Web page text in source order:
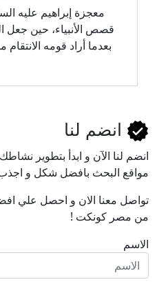
معجزة إبراهيم عليه
قصص الأنبياء، حين جعل
بعدما أراد قومه
انضم لنا
انضم لنا اﻵن و ابدأ بتطوير
مواقع البحث بافضل شكل و اجذب
تواصل معنا الان و احصل علي
من مصر كونكت !
الاسم